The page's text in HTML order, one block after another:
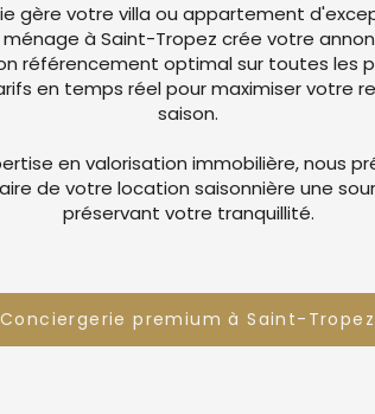
gère votre villa ou appartement
à Saint-Tropez crée votre
référencement optimal sur toutes les
en temps réel pour maximiser votre
saison.
en valorisation immobilière, nous
de votre location saisonnière une
préservant votre tranquillité.
Conciergerie premium à Saint-Tropez